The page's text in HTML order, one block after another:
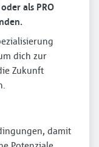
als PRO
dich zur
Zukunft
damit